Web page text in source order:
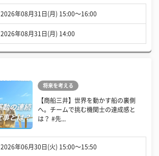
2026年08月31日(月) 15:00〜16:00
2026年08月31日(月) 14:00
将来を考える
【商船三井】世界を動かす船の裏側
へ。チームで挑む機関士の達成感と
は？ #先...
2026年06月30日(火) 15:00〜15:50